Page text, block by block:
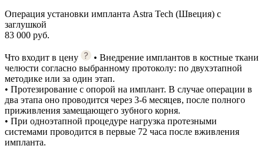
Операция установки импланта Astra Tech (Швеция) с
заглушкой
83 000 руб.
Что входит в цену
• Внедрение имплантов в костные ткани
челюсти согласно выбранному протоколу: по двухэтапной
методике или за один этап.
• Протезирование с опорой на имплант. В случае операции в
два этапа оно проводится через 3-6 месяцев, после полного
приживления замещающего зубного корня.
• При одноэтапной процедуре нагрузка протезными
системами проводится в первые 72 часа после вживления
импланта.